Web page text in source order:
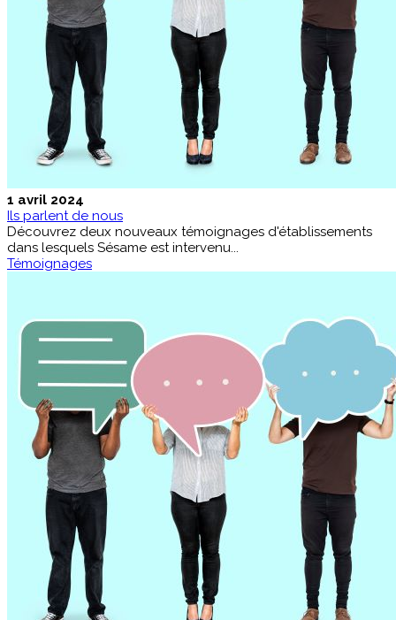
1 avril 2024
Ils parlent de nous
Découvrez deux nouveaux témoignages d'établissements
dans lesquels Sésame est intervenu...
Témoignages